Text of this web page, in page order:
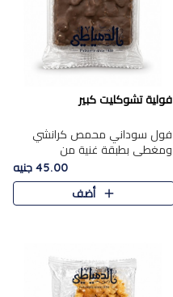
فولية تشوكليت كبير
فول سوداني محمص كرانشي
ومغطى بطبقة غنية من
الشوكولاتة، يجمع بين طعم
القرمشة الأصيلة الكلاسكيكية
التقليدية للفول السوداني وحلاوة
45.00 جنيه
أضف